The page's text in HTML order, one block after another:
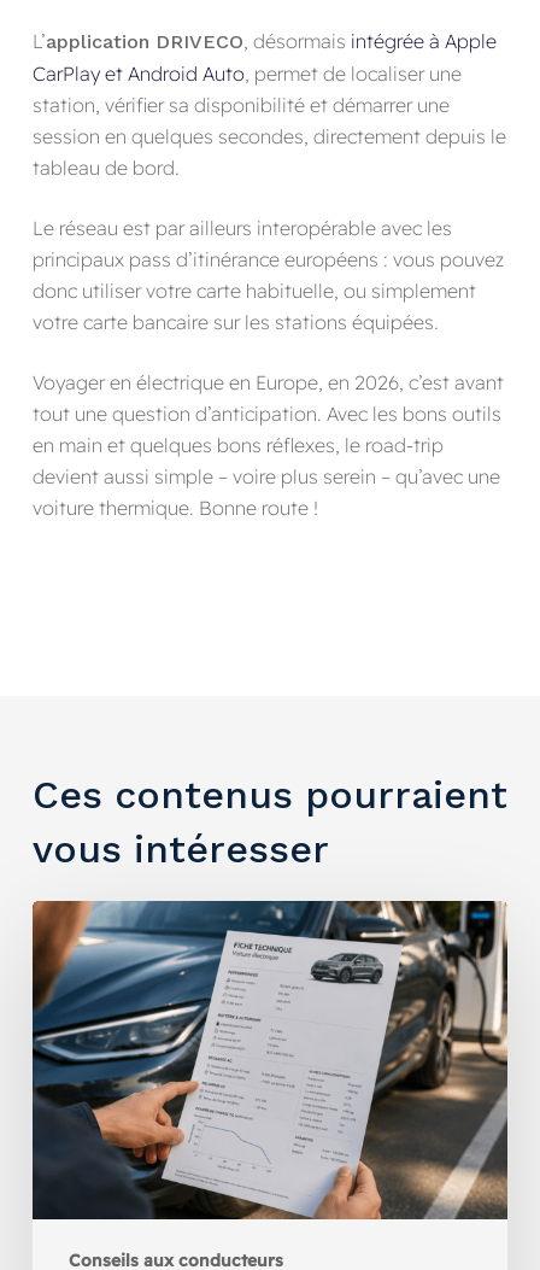
L’application DRIVECO , désormais intégrée à Apple
CarPlay et Android Auto, permet de localiser une
station, vérifier sa disponibilité et démarrer une
session en quelques secondes, directement depuis le
tableau de bord.
Le réseau est par ailleurs interopérable avec les
principaux pass d’itinérance européens : vous pouvez
donc utiliser votre carte habituelle, ou simplement
votre carte bancaire sur les stations équipées.
Voyager en électrique en Europe, en 2026, c’est avant
tout une question d’anticipation. Avec les bons outils
en main et quelques bons réflexes, le road-trip
devient aussi simple – voire plus serein – qu’avec une
voiture thermique. Bonne route !
Ces contenus pourraient
vous intéresser
Conseils aux conducteurs